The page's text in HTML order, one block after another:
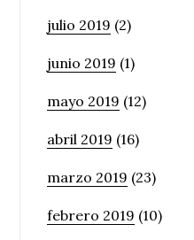
julio 2019 (2)
junio 2019 (1)
mayo 2019 (12)
abril 2019 (16)
marzo 2019 (23)
febrero 2019 (10)